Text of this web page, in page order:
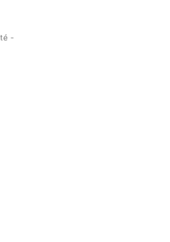
-